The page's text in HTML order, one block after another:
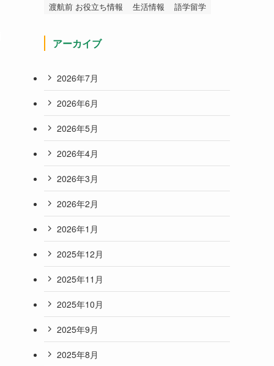
渡航前 お役立ち情報
生活情報 語学留学
アーカイブ
2026年7月
2026年6月
2026年5月
2026年4月
2026年3月
2026年2月
2026年1月
2025年12月
2025年11月
2025年10月
2025年9月
2025年8月